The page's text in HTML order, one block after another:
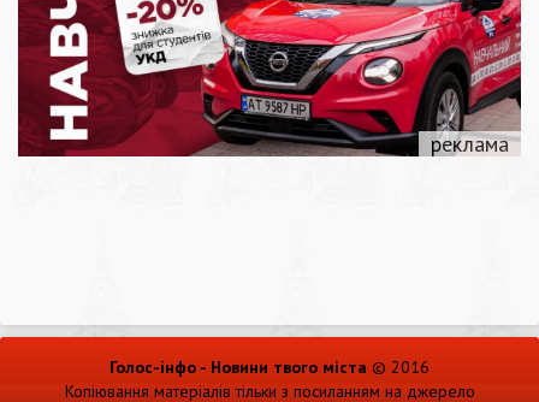
Голос-інфо - Новини твого міста © 2016
Копіювання матеріалів тільки з посиланням на джерело